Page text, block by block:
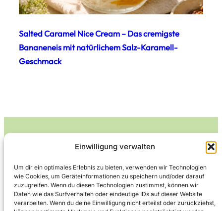
Einwilligung verwalten
Um dir ein optimales Erlebnis zu bieten, verwenden wir Technologien
wie Cookies, um Geräteinformationen zu speichern und/oder darauf
zuzugreifen. Wenn du diesen Technologien zustimmst, können wir
Daten wie das Surfverhalten oder eindeutige IDs auf dieser Website
verarbeiten. Wenn du deine Einwilligung nicht erteilst oder zurückziehst,
Salted Caramel Nice Cream – Das cremigste
Bananeneis mit natürlichem Salz-Karamell-
Geschmack
Leckerlife
Lecker essen – gesund leben.